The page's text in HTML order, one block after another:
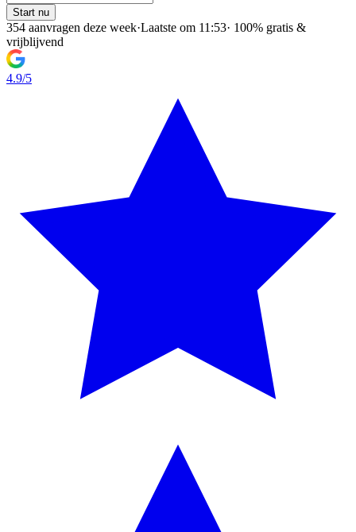
Start nu
354 aanvragen deze week·Laatste om 11:53· 100% gratis &
vrijblijvend
4.9/5